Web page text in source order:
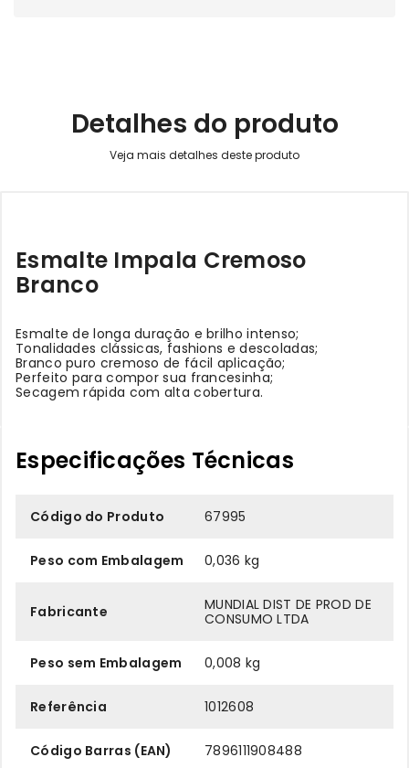
Detalhes do produto
Esmalte Impala Cremoso
Branco
Esmalte de longa duração e brilho intenso;
Tonalidades clássicas, fashions e descoladas;
Branco puro cremoso de fácil aplicação;
Perfeito para compor sua francesinha;
Secagem rápida com alta cobertura.
Especificações Técnicas
Código do Produto 67995
Peso com Embalagem 0,036 kg
Fabricante
MUNDIAL DIST DE PROD DE
CONSUMO LTDA
Peso sem Embalagem 0,008 kg
Referência 1012608
Código Barras (EAN) 7896111908488